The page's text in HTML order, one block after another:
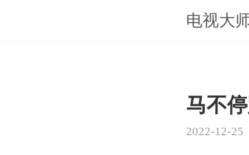
电视大
马不
2022-12-25